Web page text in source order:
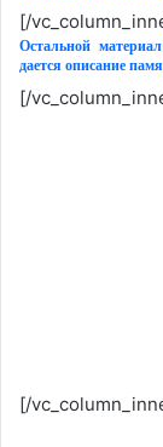
[/
Остальной
дается описание
[/
[/